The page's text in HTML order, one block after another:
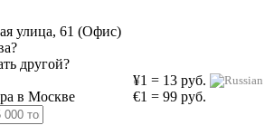
улица, 61 (Офис)
другой?
¥1 = 13 руб.
€1 = 99 руб.
в Москве